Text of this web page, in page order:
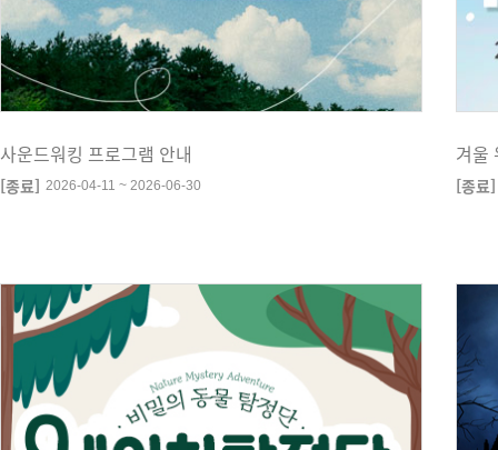
사운드워킹 프로그램 안내
[종료] 2026-04-11 ~ 2026-06-30
겨울
[종료]